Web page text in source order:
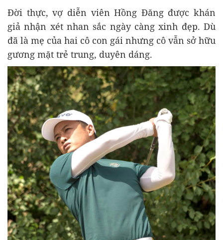
Đời thực, vợ diễn viên Hồng Đăng được khán
giả nhận xét nhan sắc ngày càng xinh đẹp. Dù
đã là mẹ của hai cô con gái nhưng cô vẫn sở hữu
gương mặt trẻ trung, duyên dáng.